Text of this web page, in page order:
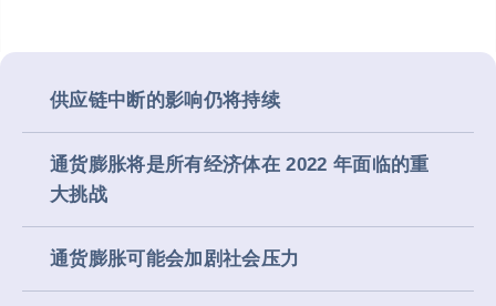
供应链中断的影响仍将持续
通货膨胀将是所有经济体在 2022 年面临的重
大挑战
通货膨胀可能会加剧社会压力